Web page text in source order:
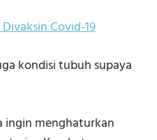
Covid-19
kondisi tubuh supaya
ingin menghaturkan